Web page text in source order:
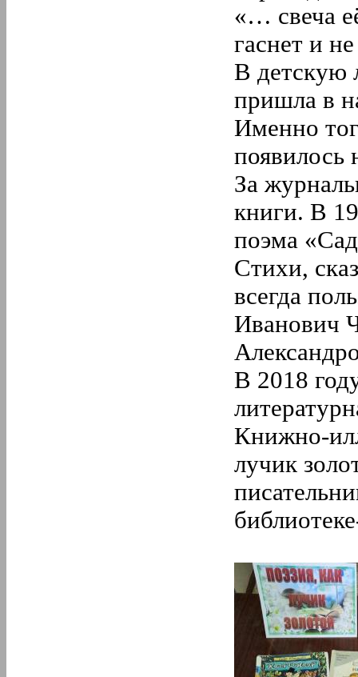
«… свеча
гаснет и
В детскую
пришла в
Именно
появилось
За
книги. В
поэма
Стихи,
всегда
Иванович
В 2018
Книжно-
лучик